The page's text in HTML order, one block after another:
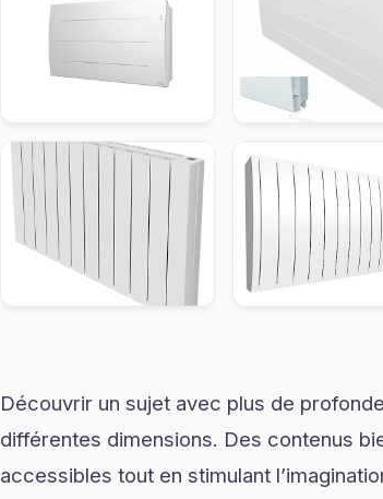
Découvrir un sujet avec plus de
différentes dimensions. Des contenus
accessibles tout en stimulant